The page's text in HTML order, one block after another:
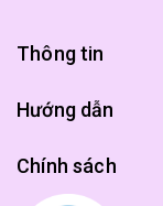
Thông tin
Hướng dẫn
Chính sách